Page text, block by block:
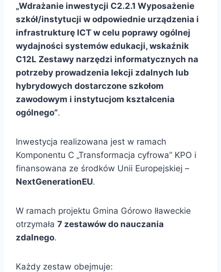
„Wdrażanie inwestycji C2.2.1 Wyposażenie
szkół/instytucji w odpowiednie urządzenia i
infrastrukturę ICT w celu poprawy ogólnej
wydajności systemów edukacji, wskaźnik
C12L Zestawy narzędzi informatycznych na
potrzeby prowadzenia lekcji zdalnych lub
hybrydowych dostarczone szkołom
zawodowym i instytucjom kształcenia
ogólnego”.
Inwestycja realizowana jest w ramach
Komponentu C „Transformacja cyfrowa” KPO i
finansowana ze środków Unii Europejskiej –
NextGenerationEU.
W ramach projektu Gmina Górowo Iławeckie
otrzymała 7 zestawów do nauczania
zdalnego.
Każdy zestaw obejmuje: